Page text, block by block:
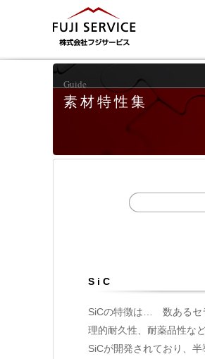
Guide
素材特性集
SiC
SiCの特徴は… 数あるセ
理的耐久性、耐薬品性な
SiCが開発されており、